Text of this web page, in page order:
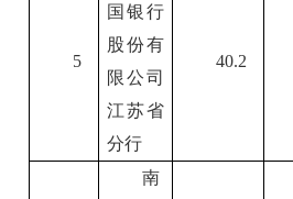
5
国银行
股份有
限公司
江苏省
分行
40.2
南